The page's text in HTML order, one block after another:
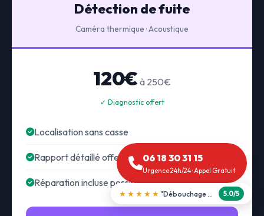
Détection de fuite
Caméra thermique · Acoustique
120€ à 250€
✓ Diagnostic offert
Localisation sans casse
Rapport détaillé offert
Réparation incluse possible
06 18 30 31 15
Urgence 24h/24 · Appel Gratuit
★★★★★ "Débouchage WC en 30 min" 5.0/5